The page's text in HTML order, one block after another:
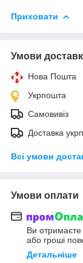
Приховати
Умови
Нова Пошта
Укрпошта
Самовивіз
Доставка
Всі умови
Умови оплати
Ви
або гроші
Детальніше